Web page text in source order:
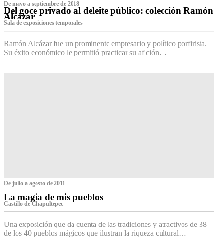
De mayo a septiembre de 2018
Del goce privado al deleite público: colección Ramón
Alcázar
Sala de exposiciones temporales
Ramón Alcázar fue un prominente empresario y político porfirista.
Su éxito económico le permitió practicar su afición…
De julio a agosto de 2011
La magia de mis pueblos
Castillo de Chapultepec
Una exposición que da cuenta de las tradiciones y atractivos de 38
de los 40 pueblos mágicos que ilustran la riqueza cultural…